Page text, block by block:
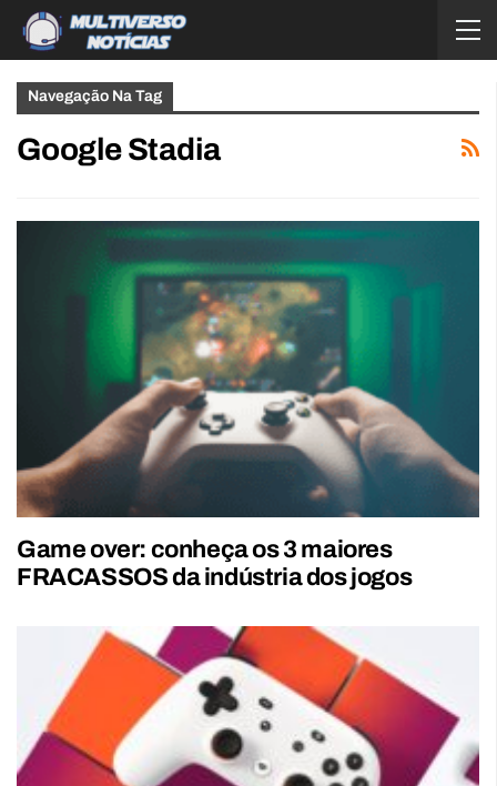
Navegação Na Tag
Google Stadia
Game over: conheça os 3 maiores
FRACASSOS da indústria dos jogos